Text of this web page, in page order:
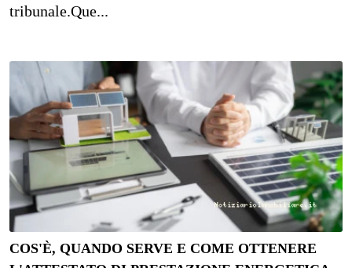
tribunale.Que...
COS'È, QUANDO SERVE E COME OTTENERE